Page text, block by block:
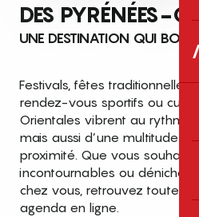
DES PYRÉNÉES-
UNE DESTINATION QUI
Festivals, fêtes traditionnelles,
rendez-vous sportifs ou
Orientales vibrent au rythme
mais aussi d’une multitude
proximité. Que vous
incontournables ou dénicher
chez vous, retrouvez toutes
agenda en ligne.
Top des
en
cet été dans les